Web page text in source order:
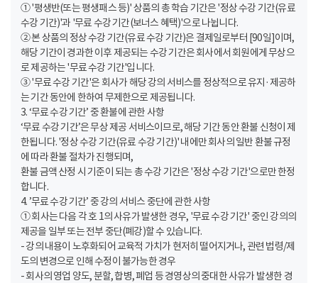
① '평생반(또는 평생패스 등)' 상품의 총 학습 기간은 '정상 수강 기간(유료
수강 기간)'과 '무료 수강 기간(보너스 혜택)'으로 나뉩니다.
② 본 상품의 정상 수강 기간(유료 수강 기간)은 결제일로부터 [90일]이며,
해당 기간이 경과한 이후 제공되는 수강 기간은 회사에서 회원에게 무상으
로 제공하는 '무료 수강 기간'입니다.
③ '무료 수강 기간'은 회사가 해당 강의 서비스를 정상적으로 유지·제공하
는 기간 동안에 한하여 무제한으로 제공됩니다.
3. ‘무료 수강 기간’ 중 환불에 관한 사항
‘무료 수강 기간’은 무상 제공 서비스이므로, 해당 기간 동안 환불 신청이 제
한됩니다. '정상 수강 기간(유료 수강 기간)' 내에만 회사의 일반 환불 규정
에 따라 환불 절차가 진행되며,
환불 금액 산정 시 기준이 되는 총 수강 기간은 '정상 수강 기간'으로만 한정
합니다.
4. ’무료 수강 기간’ 중 강의 서비스 중단에 관한 사항
① 회사는 다음 각 호 1의 사유가 발생한 경우, '무료 수강 기간' 중인 강의의
제공을 일부 또는 전부 중단(폐강)할 수 있습니다.
- 강의 내용이 노후화되어 교육적 가치가 현저히 떨어지거나, 관련 법령/제
도의 변경으로 인해 수정이 불가능한 경우
- 회사의 영업 양도, 분할, 합병, 폐업 등 경영상의 중대한 사유가 발생한 경